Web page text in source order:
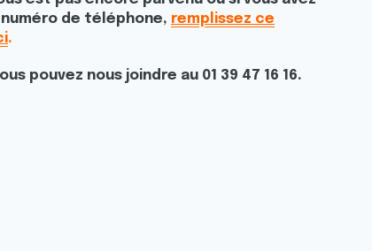
numéro de téléphone, remplissez ce
.
pouvez nous joindre au 01 39 47 16 16.